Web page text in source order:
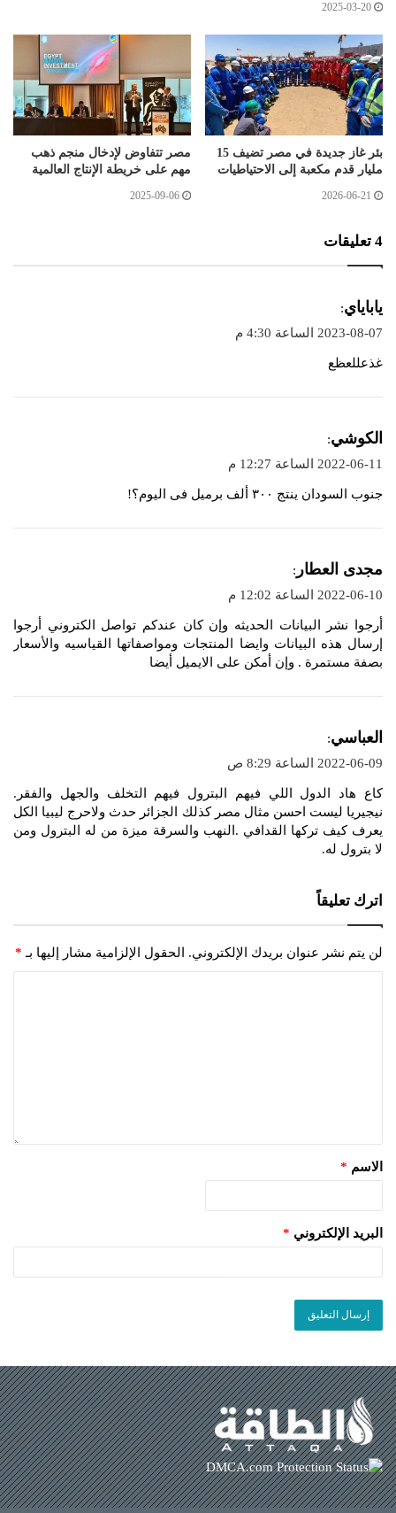
2025-03-20
بئر غاز جديدة في مصر تضيف 15
مليار قدم مكعبة إلى الاحتياطيات
2026-06-21
مصر تتفاوض لإدخال منجم ذهب
مهم على خريطة الإنتاج العالمية
2025-09-06
‫4 تعليقات
ي
ق
ياباياي:
2023-08-07 الساعة 4:30 م
غذعللعظع
ي
ق
الكوشي:
2022-06-11 الساعة 12:27 م
جنوب السودان ينتج ٣٠٠ ألف برميل فى اليوم؟!
ي
ق
و
ل
مجدى العطار :
2022-06-10 الساعة 12:02 م
أرجوا نشر البيانات الحديثه وإن كان عندكم تواصل الكتروني أرجوا
إرسال هذه البيانات وايضا المنتجات ومواصفاتها القياسيه والأسعار
بصفة مستمرة . وإن أمكن على الايميل أيضا
ي
ق
العباسي:
2022-06-09 الساعة 8:29 ص
كاع هاد الدول اللي فيهم البترول فيهم التخلف والجهل والفقر.
نيجيريا ليست احسن مثال مصر كذلك الجزائر حدث ولاحرج ليبيا الكل
يعرف كيف تركها القدافي .النهب والسرقة ميزة من له البترول ومن
لا بترول له.
اترك تعليقاً
لن يتم نشر عنوان بريدك الإلكتروني. الحقول الإلزامية مشار إليها بـ *
الاسم *
البريد الإلكتروني *